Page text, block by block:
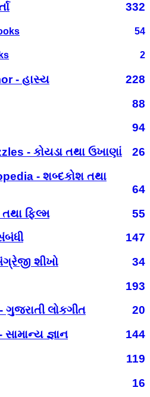
332
54
2
- હાસ્ય
228
88
94
- કોયડા તથા ઉખાણાં
26
- શબ્દકોશ તથા
64
ફિલ્મ
55
147
શીખો
34
193
લોકગીત
20
જ્ઞાન
144
119
16